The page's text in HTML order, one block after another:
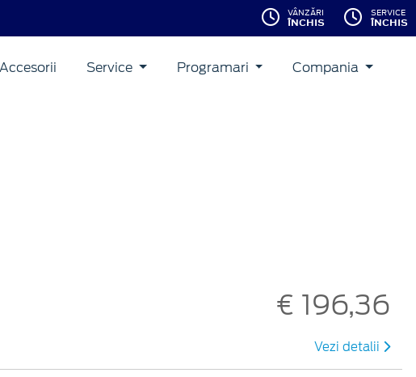
VÂNZĂRI
ÎNCHIS
SERVICE
ÎNCHIS
Accesorii Service Programari Compania
€ 196,36
Vezi detalii